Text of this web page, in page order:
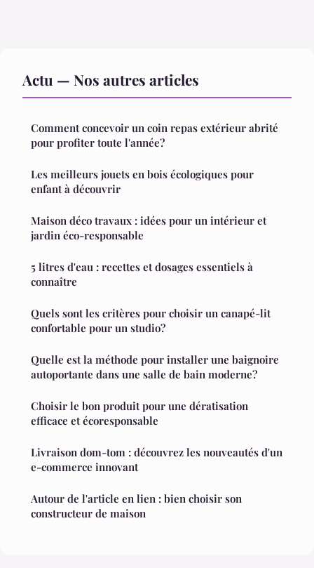
Actu — Nos autres articles
Comment concevoir un coin repas extérieur abrité
pour profiter toute l'année?
Les meilleurs jouets en bois écologiques pour
enfant à découvrir
Maison déco travaux : idées pour un intérieur et
jardin éco-responsable
5 litres d'eau : recettes et dosages essentiels à
connaître
Quels sont les critères pour choisir un canapé-lit
confortable pour un studio?
Quelle est la méthode pour installer une baignoire
autoportante dans une salle de bain moderne?
Choisir le bon produit pour une dératisation
efficace et écoresponsable
Livraison dom-tom : découvrez les nouveautés d'un
e-commerce innovant
Autour de l'article en lien : bien choisir son
constructeur de maison